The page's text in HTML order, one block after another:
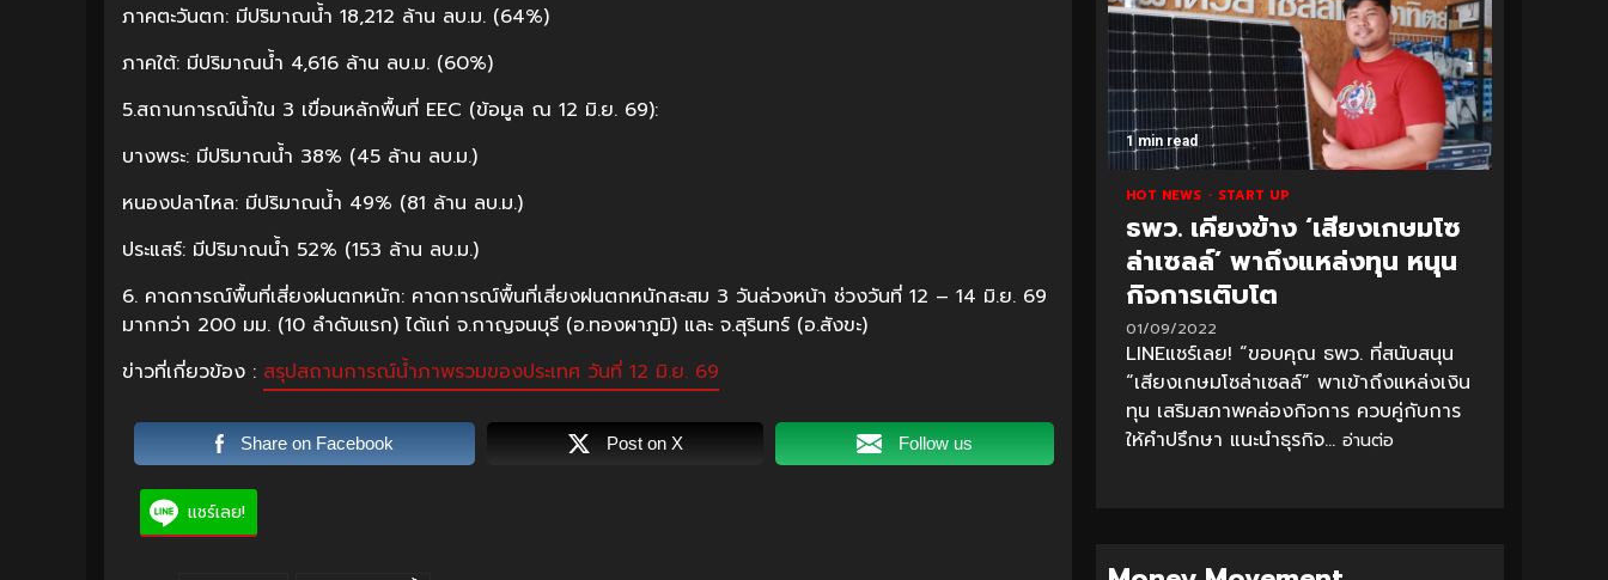
ภาคตะวันตก: มีปริมาณน้ำ 18,212 ล้าน ลบ.ม. (64%)
ภาคใต้: มีปริมาณน้ำ 4,616 ล้าน ลบ.ม. (60%)
5.สถานการณ์น้ำใน 3 เขื่อนหลักพื้นที่ EEC (ข้อมูล ณ 12 มิ.ย. 69):
บางพระ: มีปริมาณน้ำ 38% (45 ล้าน ลบ.ม.)
หนองปลาไหล: มีปริมาณน้ำ 49% (81 ล้าน ลบ.ม.)
ประแสร์: มีปริมาณน้ำ 52% (153 ล้าน ลบ.ม.)
6. คาดการณ์พื้นที่เสี่ยงฝนตกหนัก: คาดการณ์พื้นที่เสี่ยงฝนตกหนักสะสม 3 วันล่วงหน้า ช่วงวันที่ 12 – 14 มิ.ย. 69
มากกว่า 200 มม. (10 ลำดับแรก) ได้แก่ จ.กาญจนบุรี (อ.ทองผาภูมิ) และ จ.สุรินทร์ (อ.สังขะ)
ข่าวที่เกี่ยวข้อง : สรุปสถานการณ์น้ำภาพรวมของประเทศ วันที่ 12 มิ.ย. 69
Share on Facebook Post on X Follow us
แชร์เลย!
1 min read
HOT NEWS START UP
ธพว. เคียงข้าง ‘เสียงเกษมโซ
ล่าเซลล์’ พาถึงแหล่งทุน หนุน
กิจการเติบโต
01/09/2022
LINEแชร์เลย! “ขอบคุณ ธพว. ที่สนับสนุน
“เสียงเกษมโซล่าเซลล์” พาเข้าถึงแหล่งเงิน
ทุน เสริมสภาพคล่องกิจการ ควบคู่กับการ
ให้คำปรึกษา แนะนำธุรกิจ... อ่านต่อ